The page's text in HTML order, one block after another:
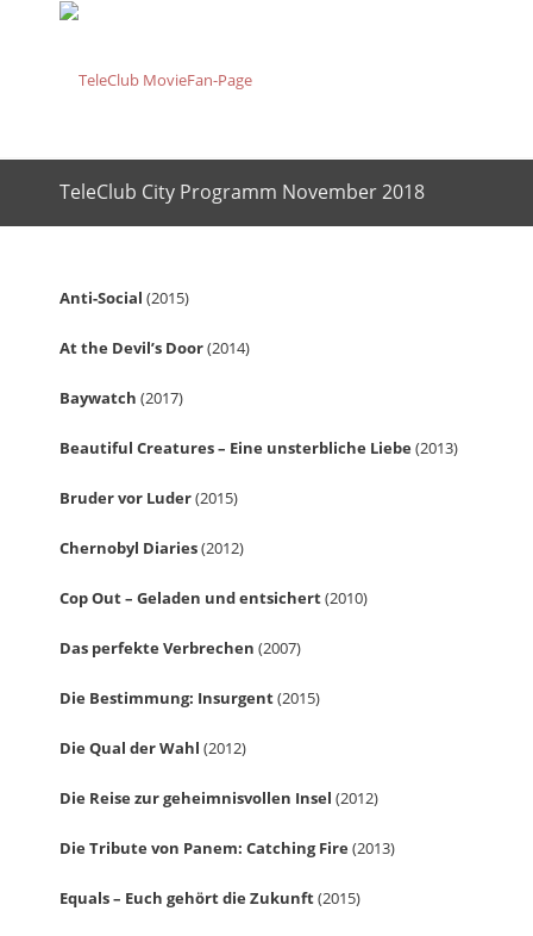
TeleClub City Programm November 2018
Anti-Social (2015)
At the Devil’s Door(2014)
Baywatch (2017)
Beautiful Creatures – Eine unsterbliche Liebe (2013)
Bruder vor Luder(2015)
Chernobyl Diaries(2012)
Cop Out – Geladen und entsichert(2010)
Das perfekte Verbrechen (2007)
Die Bestimmung: Insurgent(2015)
Die Qual der Wahl (2012)
Die Reise zur geheimnisvollen Insel (2012)
Die Tribute von Panem: Catching Fire (2013)
Equals – Euch gehört die Zukunft(2015)